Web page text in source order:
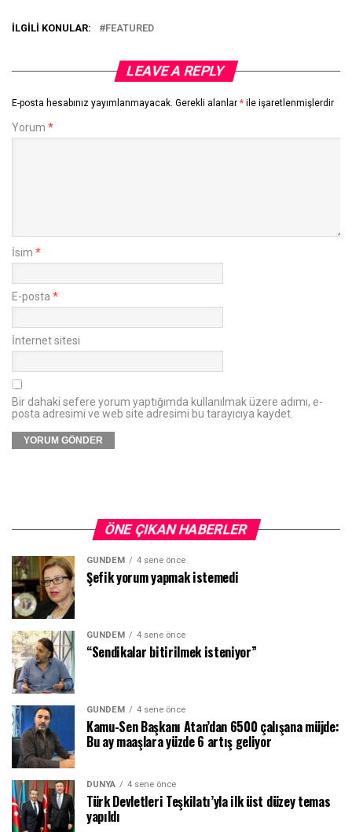
İLGILI KONULAR: FEATURED
LEAVE A REPLY
E-posta hesabınız yayımlanmayacak. Gerekli alanlar * ile işaretlenmişlerdir
Yorum *
İsim *
E-posta *
İnternet sitesi
Bir dahaki sefere yorum yaptığımda kullanılmak üzere adımı, e-
posta adresimi ve web site adresimi bu tarayıcıya kaydet.
ÖNE ÇIKAN HABERLER
GÜNDEM 4 sene önce
Şefik yorum yapmak istemedi
GÜNDEM 4 sene önce
“Sendikalar bitirilmek isteniyor”
GÜNDEM 4 sene önce
Kamu-Sen Başkanı Atan’dan 6500 çalışana müjde:
Bu ay maaşlara yüzde 6 artış geliyor
DÜNYA 4 sene önce
Türk Devletleri Teşkilatı’yla ilk üst düzey temas
yapıldı